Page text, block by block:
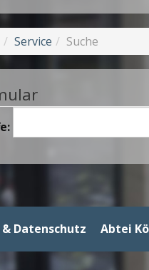
Service Suche
Datenschutz Abtei